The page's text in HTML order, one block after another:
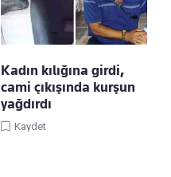
Kadın kılığına girdi,
cami çıkışında kurşun
yağdırdı
Kaydet